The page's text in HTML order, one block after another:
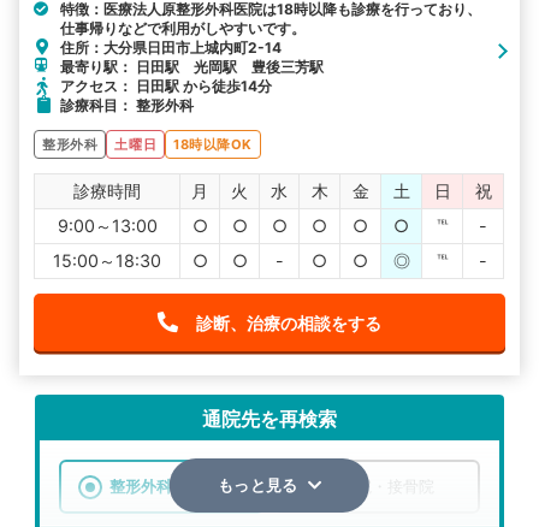
特徴：医療法人原整形外科医院は18時以降も診療を行っており、
仕事帰りなどで利用がしやすいです。
住所：大分県日田市上城内町2-14
最寄り駅： 日田駅 光岡駅 豊後三芳駅
アクセス： 日田駅 から徒歩14分
診療科目： 整形外科
整形外科 土曜日 18時以降OK
診療時間 月 火 水 木 金 土 日
祝
9:00～13:00
○ ○ ○ ○ ○ ○ ℡
-
15:00～18:30
○ ○ - ○ ○ ◎ ℡ -
診断、治療の相談をする
通院先を再検索
整形外科 整骨院・接骨院
もっと見る